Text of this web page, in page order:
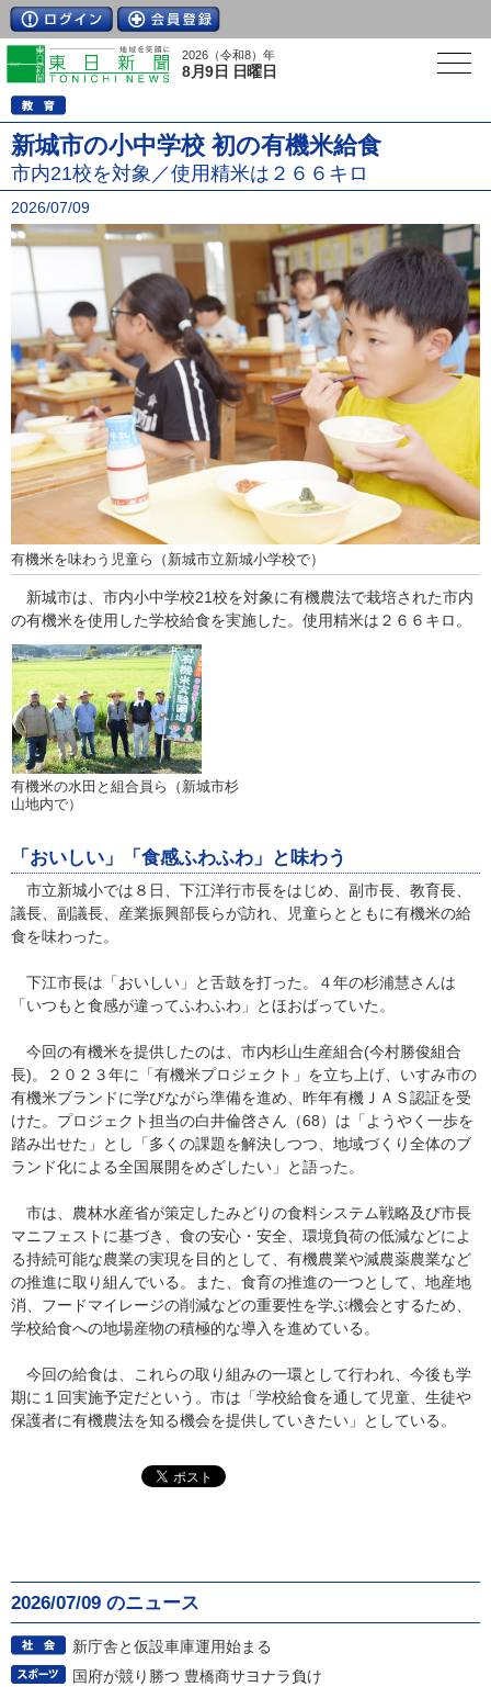
2026（令和8）年
8月9日 日曜日
新城市の小中学校 初の有機米給食
市内21校を対象／使用精米は２６６キロ
2026/07/09
有機米を味わう児童ら（新城市立新城小学校で）
新城市は、市内小中学校21校を対象に有機農法で栽培された市内
の有機米を使用した学校給食を実施した。使用精米は２６６キロ。
有機米の水田と組合員ら（新城市杉
山地内で）
「おいしい」「食感ふわふわ」と味わう
市立新城小では８日、下江洋行市長をはじめ、副市長、教育長、
議長、副議長、産業振興部長らが訪れ、児童らとともに有機米の給
食を味わった。
下江市長は「おいしい」と舌鼓を打った。４年の杉浦慧さんは
「いつもと食感が違ってふわふわ」とほおばっていた。
今回の有機米を提供したのは、市内杉山生産組合(今村勝俊組合
長)。２０２３年に「有機米プロジェクト」を立ち上げ、いすみ市の
有機米ブランドに学びながら準備を進め、昨年有機ＪＡＳ認証を受
けた。プロジェクト担当の白井倫啓さん（68）は「ようやく一歩を
踏み出せた」とし「多くの課題を解決しつつ、地域づくり全体のブ
ランド化による全国展開をめざしたい」と語った。
市は、農林水産省が策定したみどりの食料システム戦略及び市長
マニフェストに基づき、食の安心・安全、環境負荷の低減などによ
る持続可能な農業の実現を目的として、有機農業や減農薬農業など
の推進に取り組んでいる。また、食育の推進の一つとして、地産地
消、フードマイレージの削減などの重要性を学ぶ機会とするため、
学校給食への地場産物の積極的な導入を進めている。
今回の給食は、これらの取り組みの一環として行われ、今後も学
期に１回実施予定だという。市は「学校給食を通して児童、生徒や
保護者に有機農法を知る機会を提供していきたい」としている。
2026/07/09 のニュース
新庁舎と仮設車庫運用始まる
国府が競り勝つ 豊橋商サヨナラ負け